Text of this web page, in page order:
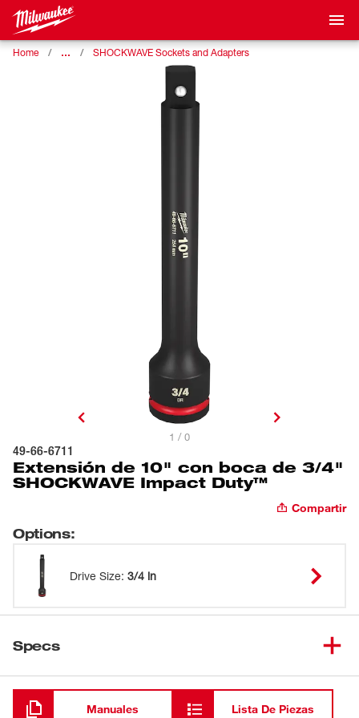
Home … SHOCKWAVE Sockets and Adapters
1 / 0
49-66-6711
Extensión de 10" con boca de 3/4"
SHOCKWAVE Impact Duty™
Compartir
Options:
Drive Size: 3/4 in
Specs
Cargando
Manuales Lista De Piezas